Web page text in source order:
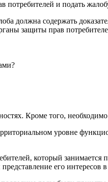
и подать
должна содержать
защиты прав
Кроме того,
уровне
который
его интересов в